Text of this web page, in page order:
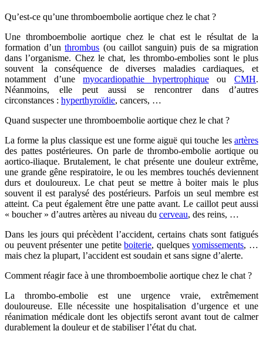
Qu’est-ce qu’une thromboembolie aortique chez le chat ?
Une thromboembolie aortique chez le chat est le résultat de la
formation d’unthrombus (ou caillot sanguin) puis de sa migration
dans l’organisme. Chez le chat, les thrombo-embolies sont le plus
souvent la conséquence de diverses maladies cardiaques, et
notamment d’unemyocardiopathie hypertrophiqueouCMH.
Néanmoins, elle peut aussi se rencontrer dans d’autres
circonstances : hyperthyroïdie, cancers, …
Quand suspecter une thromboembolie aortique chez le chat ?
La forme la plus classique est une forme aiguë qui touche les artères
des pattes postérieures. On parle de thrombo-embolie aortique ou
aortico-iliaque. Brutalement, le chat présente une douleur extrême,
une grande gêne respiratoire, le ou les membres touchés deviennent
durs et douloureux. Le chat peut se mettre à boiter mais le plus
souvent il est paralysé des postérieurs. Parfois un seul membre est
atteint. Ca peut également être une patte avant. Le caillot peut aussi
« boucher » d’autres artères au niveau du cerveau, des reins, …
Dans les jours qui précèdent l’accident, certains chats sont fatigués
ou peuvent présenter une petiteboiterie, quelquesvomissements, …
mais chez la plupart, l’accident est soudain et sans signe d’alerte.
Comment réagir face à une thromboembolie aortique chez le chat ?
La thrombo-embolie est une urgence vraie, extrêmement
douloureuse. Elle nécessite une hospitalisation d’urgence et une
réanimation médicale dont les objectifs seront avant tout de calmer
durablement la douleur et de stabiliser l’état du chat.